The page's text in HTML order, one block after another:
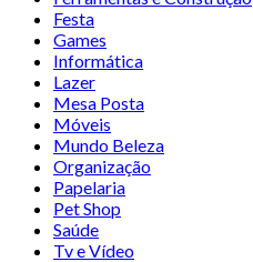
Festa
Games
Informática
Lazer
Mesa Posta
Móveis
Mundo Beleza
Organização
Papelaria
Pet Shop
Saúde
Tv e Vídeo